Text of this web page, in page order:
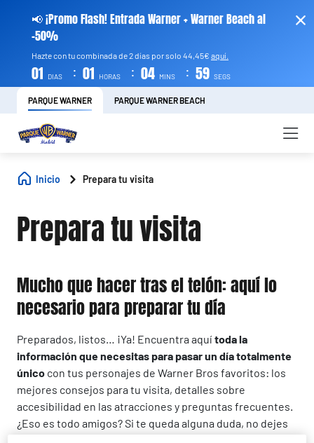
📢 ¡Promo Flash! Entrada Warner + Warner Beach al
-50%
Hazte con tu combinada de 2 días por solo 44,45€ aquí.
01 DIAS : 01 HORAS : 04 MINS : 59 SEGS
PARQUE WARNER PARQUE WARNER BEACH
Inicio Prepara tu visita
Prepara tu visita
Mucho que hacer tras el telón: aquí lo
necesario para preparar tu día
Preparados, listos… ¡Ya! Encuentra aquí toda la
información que necesitas para pasar un día totalmente
único con tus personajes de Warner Bros favoritos: los
mejores consejos para tu visita, detalles sobre
accesibilidad en las atracciones y preguntas frecuentes.
¿Eso es todo amigos? Si te queda alguna duda, no dejes